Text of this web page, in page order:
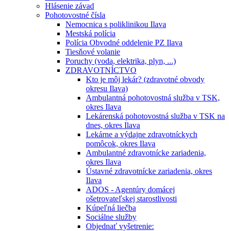
Hlásenie závad
Pohotovostné čísla
Nemocnica s poliklinikou Ilava
Mestská polícia
Polícia Obvodné oddelenie PZ Ilava
Tiesňové volanie
Poruchy (voda, elektrika, plyn, ...)
ZDRAVOTNÍCTVO
Kto je môj lekár? (zdravotné obvody
okresu Ilava)
Ambulantná pohotovostná služba v TSK,
okres Ilava
Lekárenská pohotovostná služba v TSK na
dnes, okres Ilava
Lekárne a výdajne zdravotníckych
pomôcok, okres Ilava
Ambulantné zdravotnícke zariadenia,
okres Ilava
Ústavné zdravotnícke zariadenia, okres
Ilava
ADOS - Agentúry domácej
ošetrovateľskej starostlivosti
Kúpeľná liečba
Sociálne služby
Objednať vyšetrenie: